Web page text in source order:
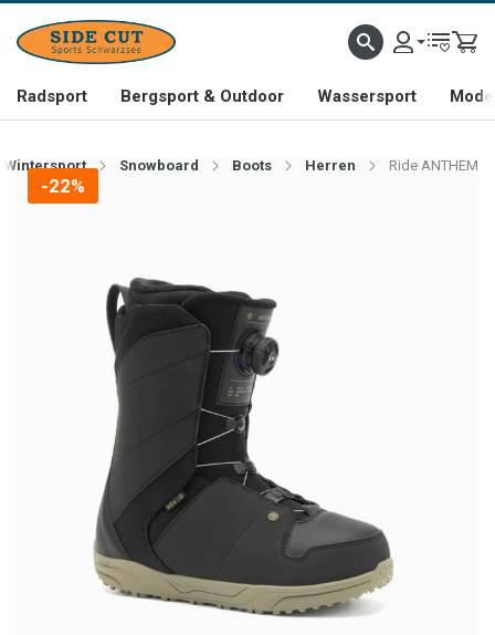
Radsport Bergsport & Outdoor Wassersport
Wintersport Snowboard Boots Herren Ride ANTHEM
-22%